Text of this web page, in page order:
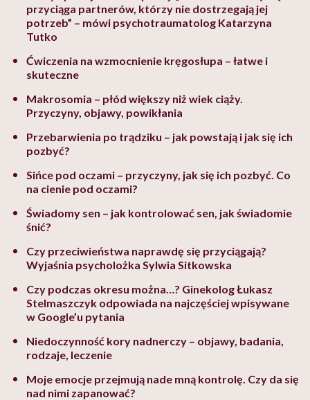
przyciąga partnerów, którzy nie dostrzegają jej
potrzeb” – mówi psychotraumatolog Katarzyna
Tutko
Ćwiczenia na wzmocnienie kręgosłupa – łatwe i
skuteczne
Makrosomia – płód większy niż wiek ciąży.
Przyczyny, objawy, powikłania
Przebarwienia po trądziku – jak powstają i jak się ich
pozbyć?
Sińce pod oczami – przyczyny, jak się ich pozbyć. Co
na cienie pod oczami?
Świadomy sen – jak kontrolować sen, jak świadomie
śnić?
Czy przeciwieństwa naprawdę się przyciągają?
Wyjaśnia psycholożka Sylwia Sitkowska
Czy podczas okresu można…? Ginekolog Łukasz
Stelmaszczyk odpowiada na najczęściej wpisywane
w Google’u pytania
Niedoczynność kory nadnerczy – objawy, badania,
rodzaje, leczenie
Moje emocje przejmują nade mną kontrolę. Czy da się
nad nimi zapanować?